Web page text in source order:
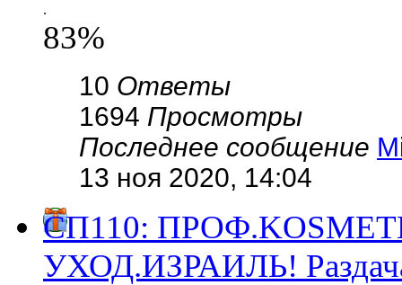
.
83%
10 Ответы
1694 Просмотры
Последнее сообщение
13 ноя 2020, 14:04
СП110:
УХОД.ИЗРАИЛЬ!